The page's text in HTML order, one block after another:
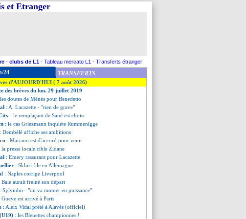
et Etranger
- clubs de L1 - Tableau mercato L1 - Transferts étranger
24 TRANSFERTS
d'AUJOURD'HUI ( 7 août 2026)
des brèves du lun. 29 juillet 2019
doutes de Ménès pour Benedetto
: A. Lacazette - "rien de grave"
: le remplaçant de Sané est choisi
: le cas Griezmann inquiète Rummenigge
: Dembélé affiche ses ambitions
: Mariano est d'accord pour venir
la presse locale cible Zidane
: Emery rassurant pour Lacazette
: Skhiri file en Allemagne
: Naples corrige Liverpool
Bale aurait freiné son départ
: Sylvinho - "on va monter en puissance"
Gueye est arrivé à Paris
: Aleix Vidal prêté à Alavés (officiel)
: les Bleuettes championnes !